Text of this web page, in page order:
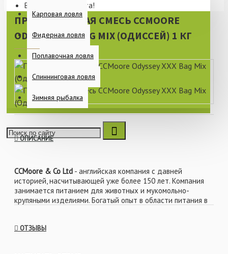
Карповая ловля
Фидерная ловля
Поплавочная ловля
Спиннинговая ловля
Зимняя рыбалка
Ваша корзина пуста!
ПРИКОРМОЧНАЯ СМЕСЬ CCMOORE
ODYSSEY XXX BAG MIX (ОДИССЕЙ) 1 КГ
ОПИСАНИЕ
CCMoore & Co Ltd - английская компания с давней
историей, насчитывающей уже более 150 лет. Компания
занимается питанием для животных и мукомольно-
крупяными изделиями. Богатый опыт в области питания в
для донных рыб. Компания особенно славится своим
ОТЗЫВЫ